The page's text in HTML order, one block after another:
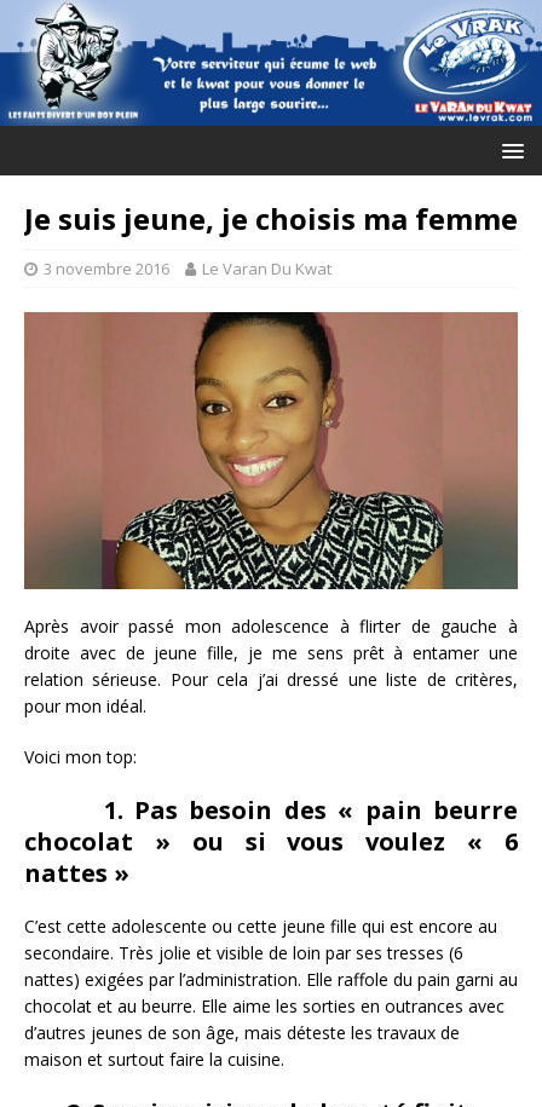
Je suis jeune, je choisis ma femme
3 novembre 2016 Le Varan Du Kwat
Après avoir passé mon adolescence à flirter de gauche à
droite avec de jeune fille, je me sens prêt à entamer une
relation sérieuse. Pour cela j’ai dressé une liste de critères,
pour mon idéal.
Voici mon top:
1. Pas besoin des « pain beurre
chocolat » ou si vous voulez « 6
nattes »
C’est cette adolescente ou cette jeune fille qui est encore au
secondaire. Très jolie et visible de loin par ses tresses (6
nattes) exigées par l’administration. Elle raffole du pain garni au
chocolat et au beurre. Elle aime les sorties en outrances avec
d’autres jeunes de son âge, mais déteste les travaux de
maison et surtout faire la cuisine.